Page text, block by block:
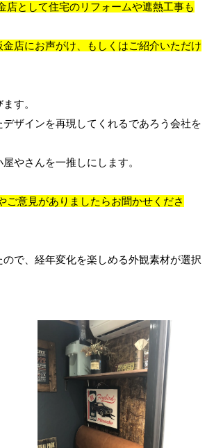
として住宅のリフォームや遮熱工事も
にお声がけ、もしくはご紹介いただけ
す。
ザインを再現してくれるであろう会社を
やさんを一推しにします。
意見がありましたらお聞かせくださ
で、経年変化を楽しめる外観素材が選択